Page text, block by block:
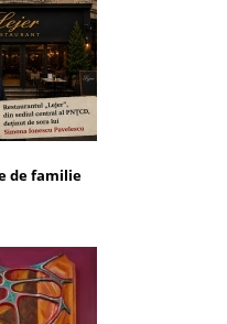
de familie